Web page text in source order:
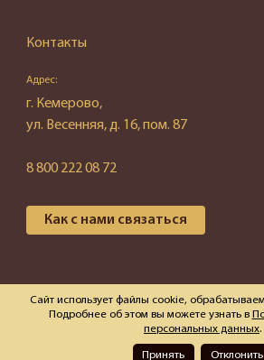
Купить
Контакты
Адрес:
г. Кемерово,
ул. Весенняя, д. 16, пом. 87
8 800 222 08 72
Как с нами связаться
© 2026 ООО "Эгида"
Сайт использует файлы cookie,
Подробнее об этом вы можете узнать в
персональных данных.
Принять Отклонить